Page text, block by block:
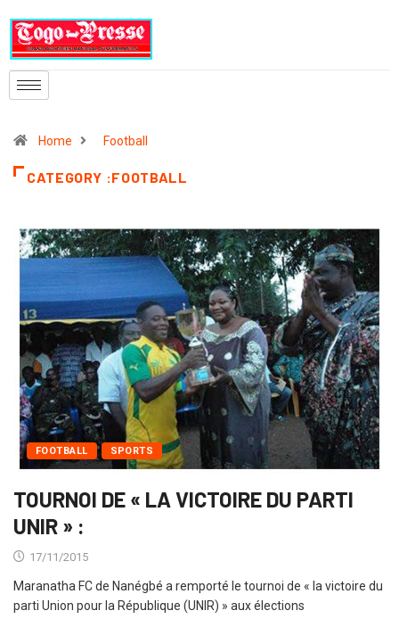
Home Football
CATEGORY :FOOTBALL
FOOTBALL SPORTS
TOURNOI DE « LA VICTOIRE DU PARTI
UNIR » :
17/11/2015
Maranatha FC de Nanégbé a remporté le tournoi de « la victoire du
parti Union pour la République (UNIR) » aux élections